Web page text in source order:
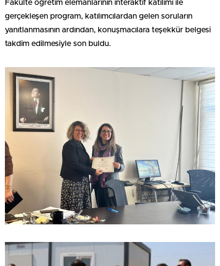
Fakülte öğretim elemanlarının interaktif katılımı ile
gerçekleşen program, katılımcılardan gelen soruların
yanıtlanmasının ardından, konuşmacılara teşekkür belgesi
takdim edilmesiyle son buldu.